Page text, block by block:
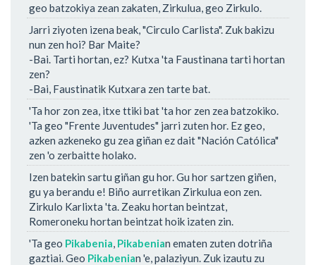
geo batzokiya zean zakaten, Zirkulua, geo Zirkulo.
Jarri ziyoten izena beak, "Circulo Carlista". Zuk bakizu
nun zen hoi? Bar Maite?
-Bai. Tarti hortan, ez? Kutxa 'ta Faustinana tarti hortan
zen?
-Bai, Faustinatik Kutxara zen tarte bat.
'Ta hor zon zea, itxe ttiki bat 'ta hor zen zea batzokiko.
'Ta geo "Frente Juventudes" jarri zuten hor. Ez geo,
azken azkeneko gu zea giñan ez dait "Nación Católica"
zen 'o zerbaitte holako.
Izen batekin sartu giñan gu hor. Gu hor sartzen giñen,
gu ya berandu e! Biño aurretikan Zirkulua eon zen.
Zirkulo Karlixta 'ta. Zeaku hortan beintzat,
Romeroneku hortan beintzat hoik izaten zin.
'Ta geo Pikabenia Pikabenian ematen zuten dotriña
gaztiai. Geo Pikabenian 'e, palaziyun. Zuk izautu zu